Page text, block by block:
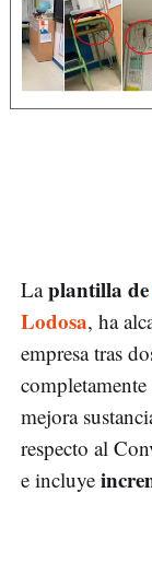
Laplantilla de
Lodosa, ha
empresa tras
mejora
respecto al
e incluye